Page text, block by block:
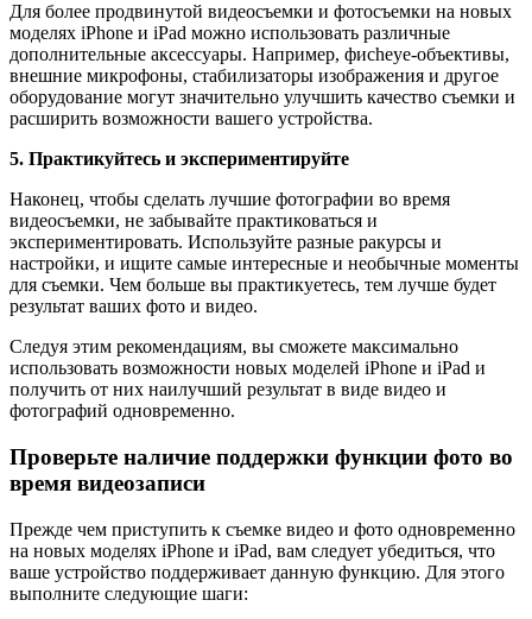
Для более продвинутой видеосъемки и фотосъемки на новых
моделях iPhone и iPad можно использовать различные
дополнительные аксессуары. Например, фисheye-объективы,
внешние микрофоны, стабилизаторы изображения и другое
оборудование могут значительно улучшить качество съемки и
расширить возможности вашего устройства.
5. Практикуйтесь и экспериментируйте
Наконец, чтобы сделать лучшие фотографии во время
видеосъемки, не забывайте практиковаться и
экспериментировать. Используйте разные ракурсы и
настройки, и ищите самые интересные и необычные моменты
для съемки. Чем больше вы практикуетесь, тем лучше будет
результат ваших фото и видео.
Следуя этим рекомендациям, вы сможете максимально
использовать возможности новых моделей iPhone и iPad и
получить от них наилучший результат в виде видео и
фотографий одновременно.
Проверьте наличие поддержки функции фото во
время видеозаписи
Прежде чем приступить к съемке видео и фото одновременно
на новых моделях iPhone и iPad, вам следует убедиться, что
ваше устройство поддерживает данную функцию. Для этого
выполните следующие шаги: